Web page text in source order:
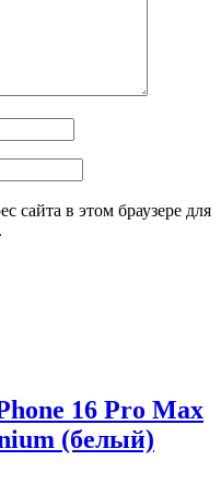
сайта в этом браузере для
16 Pro Max
(белый)